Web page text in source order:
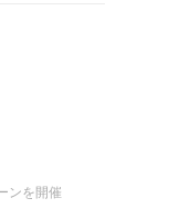
ンを開催